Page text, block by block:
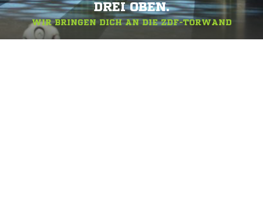
DREI OBEN.
WIR BRINGEN DICH AN DIE ZDF-TORWAND